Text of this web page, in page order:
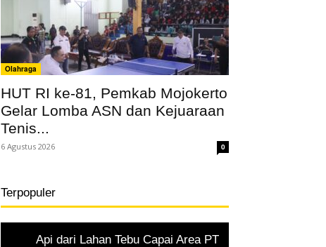
Olahraga
HUT RI ke-81, Pemkab Mojokerto
Gelar Lomba ASN dan Kejuaraan
Tenis...
6 Agustus 2026 0
Terpopuler
Api dari Lahan Tebu Capai Area PT